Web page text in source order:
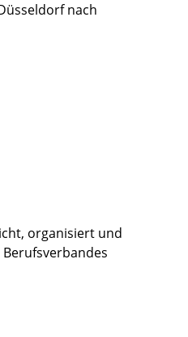
nach
organisiert und